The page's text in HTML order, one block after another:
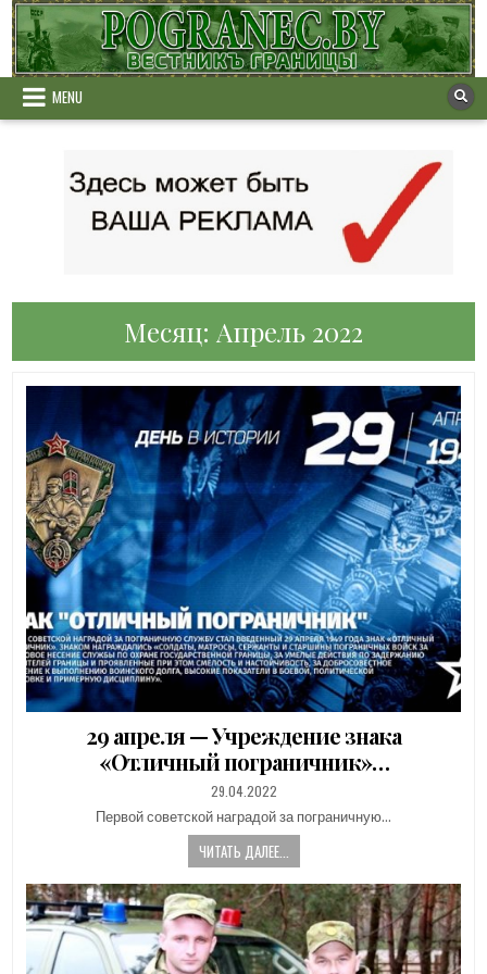
Skip
to
content
MENU
Месяц: Апрель 2022
29 апреля — Учреждение знака
«Отличный пограничник»…
PUBLISHED
DATE:
29.04.2022
Первой советской наградой за пограничную…
ЧИТАТЬ ДАЛЕЕ...